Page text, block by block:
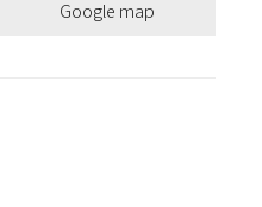
Google map